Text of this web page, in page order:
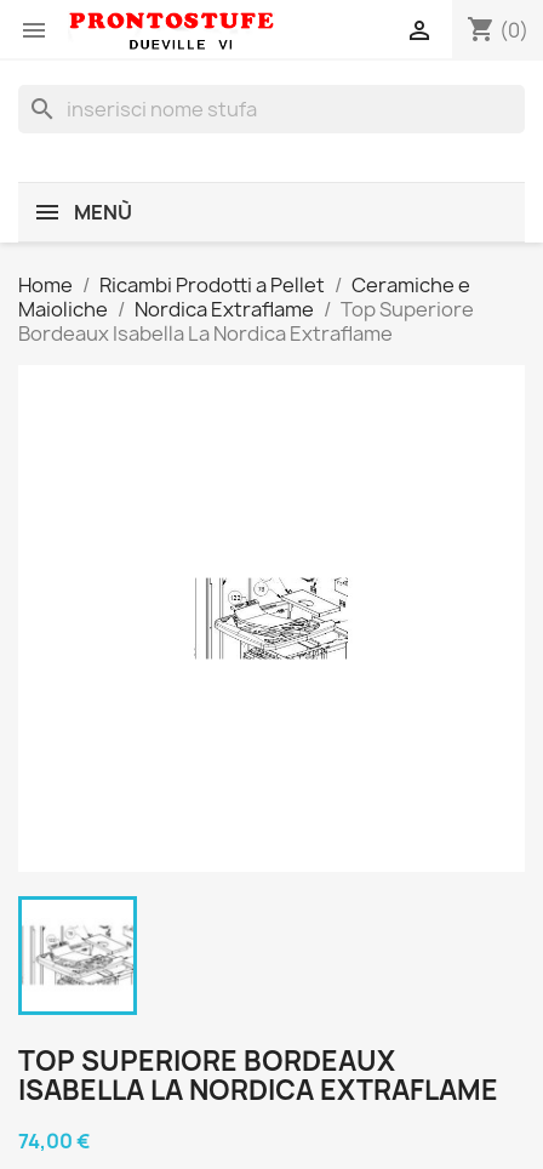
 shopping_cart (0)

search
MENÙ
Home Ricambi Prodotti a Pellet
Ceramiche e
Maioliche
Nordica Extraflame
Top Superiore
Bordeaux Isabella La Nordica Extraflame
TOP SUPERIORE BORDEAUX
ISABELLA LA NORDICA EXTRAFLAME
74,00 €